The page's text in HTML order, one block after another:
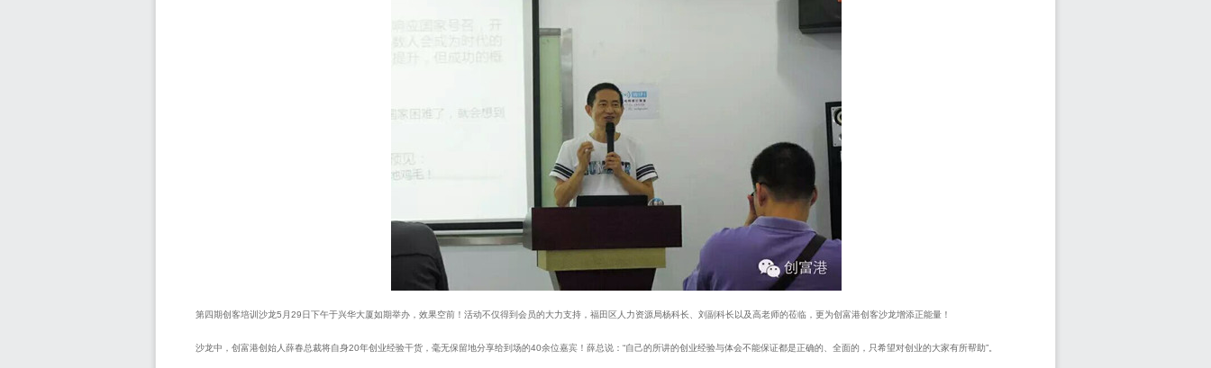
第四期创客培训沙龙5 月29日下午于兴华大厦如期举办，效果空前！活动不仅得到会员的大力支持，福田区人力资源局杨科长、刘副科长以及高老师的莅临，更为创富港创客沙龙增添正能量！
沙龙中，创富港创始人薛春总裁将自身20年创业经验干货，毫无保留地分享给到场的40余位嘉宾！薛总说： “自己的所讲的创业经验与体会不能保证都是正确的、全面的，只希望对创业的大家有所帮助”